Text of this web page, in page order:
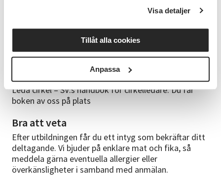
Visa detaljer
Tillåt alla cookies
Anpassa
I slutet av varje del kommer det reflektionsfrågor
och tid för diskussion.
Leda cirkel – SV:s handbok för cirkelledare. Du får
boken av oss på plats
Bra att veta
Efter utbildningen får du ett intyg som bekräftar ditt
deltagande. Vi bjuder på enklare mat och fika, så
meddela gärna eventuella allergier eller
överkänsligheter i samband med anmälan.